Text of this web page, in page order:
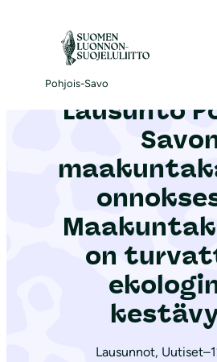
Pohjois-Savo
Etusivu|Ajankohtaista
Lausunto
on
Lausunnot, Uutiset–